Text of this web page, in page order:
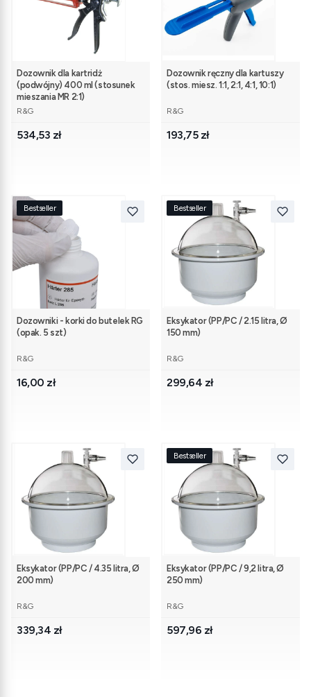
Dozownik dla kartridż
(podwójny) 400 ml (stosunek
mieszania MR 2:1)
PRODUCENT
R&G
Cena
534,53 zł
Dozownik ręczny dla kartuszy
(stos. miesz. 1:1, 2:1, 4:1, 10:1)
PRODUCENT
R&G
Cena
193,75 zł
Bestseller
Dozowniki - korki do butelek RG
(opak. 5 szt)
PRODUCENT
R&G
Cena
16,00 zł
Bestseller
Eksykator (PP/PC / 2.15 litra, Ø
150 mm)
PRODUCENT
R&G
Cena
299,64 zł
Eksykator (PP/PC / 4.35 litra, Ø
200 mm)
PRODUCENT
R&G
Cena
339,34 zł
Bestseller
Eksykator (PP/PC / 9,2 litra, Ø
250 mm)
PRODUCENT
R&G
Cena
597,96 zł